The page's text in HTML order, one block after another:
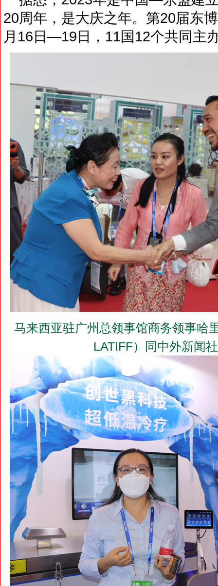
20周年，是大庆之年。第20届东
月16日—19日，11国12个共同主
马来西亚驻广州总领事馆商务领事哈
LATIFF）同中外新闻